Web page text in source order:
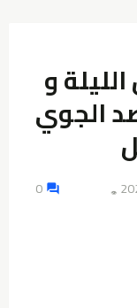
و
الجوي
👁️
0